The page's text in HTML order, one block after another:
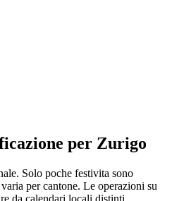
per Zurigo
Solo poche festivita sono
per cantone. Le operazioni su
da calendari locali distinti.